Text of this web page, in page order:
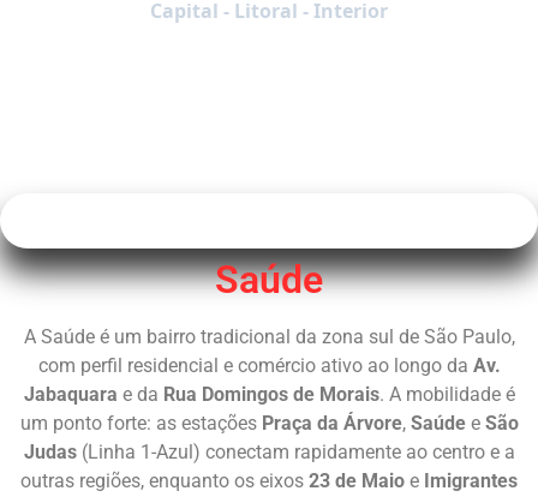
Capital - Litoral - Interior
Saúde
A Saúde é um bairro tradicional da zona sul de São Paulo,
com perfil residencial e comércio ativo ao longo da Av.
Jabaquara e da Rua Domingos de Morais. A mobilidade é
um ponto forte: as estações Praça da Árvore, Saúdee São
Judas(Linha 1-Azul) conectam rapidamente ao centro e a
outras regiões, enquanto os eixos 23 de Maio e Imigrantes